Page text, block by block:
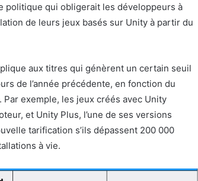
politique qui obligerait les développeurs à
de leurs jeux basés sur Unity à partir du
aux titres qui génèrent un certain seuil
de l’année précédente, en fonction du
Par exemple, les jeux créés avec Unity
et Unity Plus, l’une de ses versions
tarification s’ils dépassent 200 000
à vie.